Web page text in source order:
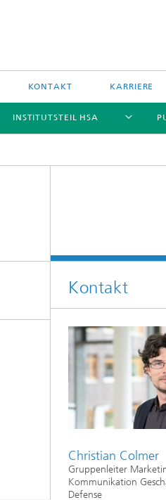
KONTAKT KARRIERE
INSTITUTSTEIL HSA
Kontakt
Christian Colmer
Gruppenleiter
Kommunikation
Defense